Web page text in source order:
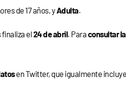
de 17 años, yAdulta.
el24 de abril. Paraconsultar
en Twitter, que igualmente